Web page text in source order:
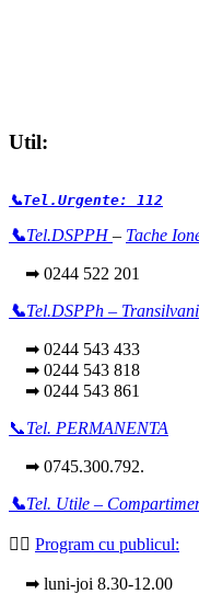
Util:
📞Tel.Urgente: 112
📞Tel.DSPPH– Tache
➡ 0244 522 201
📞Tel.DSPPh –
➡ 0244 543 433
➡ 0244 543 818
➡ 0244 543 861
📞Tel. PERMANENTA
➡ 0745.300.792.
📞Tel. Utile –
👩‍⚕️ Program cu publicul:
➡ luni-joi 8.30-12.00